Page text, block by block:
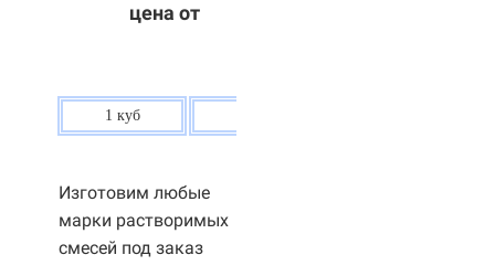
цена от
1 куб
Изготовим любые
марки растворимых
смесей под заказ